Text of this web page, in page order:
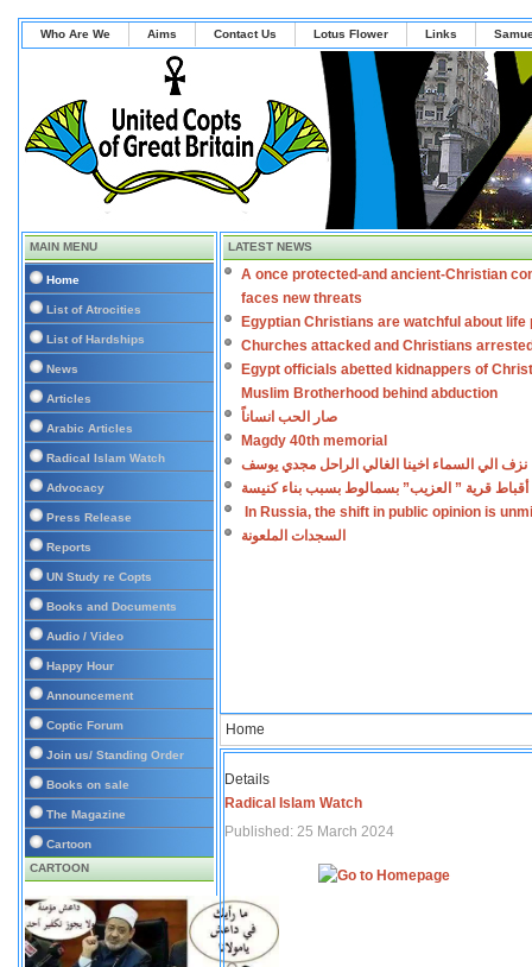
Who Are We Aims Contact Us Lotus Flower Links
MAIN MENU
Home
List of Atrocities
List of Hardships
News
Articles
Arabic Articles
Radical Islam Watch
Advocacy
Press Release
Reports
UN Study re Copts
Books and Documents
Audio / Video
Happy Hour
Announcement
Coptic Forum
Join us/ Standing Order
Books on sale
The Magazine
Cartoon
CARTOON
LATEST NEWS
A once protected-and ancient-Christian
faces new threats
Egyptian Christians are watchful about life
Churches attacked and Christians
Egypt officials abetted kidnappers of
Muslim Brotherhood behind abduction
صار الحب انساناً
Magdy 40th memorial
نزف الي السماء اخينا الغالي الراحل مجدي يوسف
أقباط قرية ” العزيب” بسمالوط بسبب بناء كنيسة
In Russia, the shift in public opinion is
السجدات الملعونة
Home
Details
Radical Islam Watch
Published: 25 March 2024